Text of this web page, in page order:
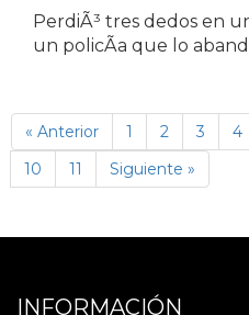
PerdiÃ³ tres dedos en
un policÃ­a que lo
« Anterior 1 2 3 4
10
11 Siguiente »
INFORMACIÓN